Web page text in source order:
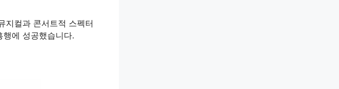
지컬과 콘서트적 스펙터
에 성공했습니다.